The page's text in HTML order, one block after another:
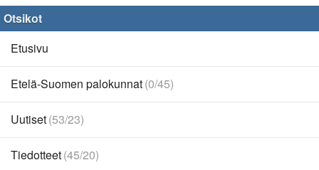
Otsikot
Etusivu
Etelä-Suomen palokunnat(0/45)
Uutiset(53/23)
Tiedotteet(45/20)